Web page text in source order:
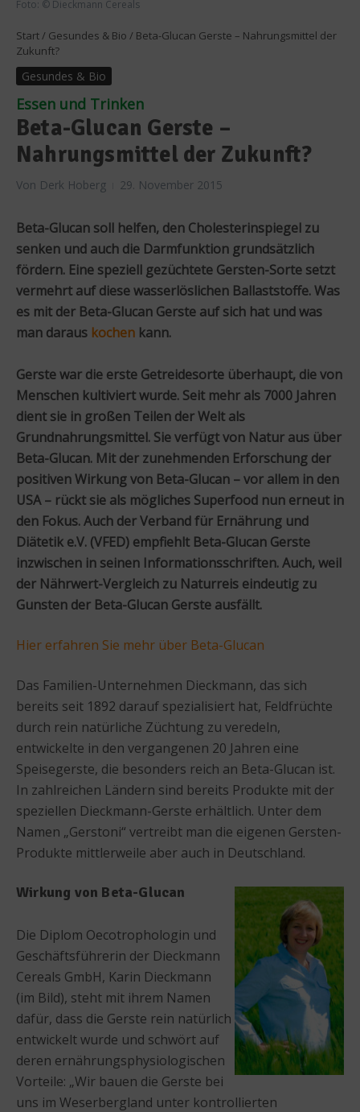
Foto: © Dieckmann Cereals
Start / Gesundes & Bio / Beta-Glucan Gerste – Nahrungsmittel der
Zukunft?
Gesundes & Bio
Essen und Trinken
Beta-Glucan Gerste –
Nahrungsmittel der Zukunft?
Von Derk Hoberg 29. November 2015
Beta-Glucan soll helfen, den Cholesterinspiegel zu
senken und auch die Darmfunktion grundsätzlich
fördern. Eine speziell gezüchtete Gersten-Sorte setzt
vermehrt auf diese wasserlöslichen Ballaststoffe. Was
es mit der Beta-Glucan Gerste auf sich hat und was
man daraus kochen kann.
Gerste war die erste Getreidesorte überhaupt, die von
Menschen kultiviert wurde. Seit mehr als 7000 Jahren
dient sie in großen Teilen der Welt als
Grundnahrungsmittel. Sie verfügt von Natur aus über
Beta-Glucan. Mit der zunehmenden Erforschung der
positiven Wirkung von Beta-Glucan – vor allem in den
USA – rückt sie als mögliches Superfood nun erneut in
den Fokus. Auch der Verband für Ernährung und
Diätetik e.V. (VFED) empfiehlt Beta-Glucan Gerste
inzwischen in seinen Informationsschriften. Auch, weil
der Nährwert-Vergleich zu Naturreis eindeutig zu
Gunsten der Beta-Glucan Gerste ausfällt.
Hier erfahren Sie mehr über Beta-Glucan
Das Familien-Unternehmen Dieckmann, das sich
bereits seit 1892 darauf spezialisiert hat, Feldfrüchte
durch rein natürliche Züchtung zu veredeln,
entwickelte in den vergangenen 20 Jahren eine
Speisegerste, die besonders reich an Beta-Glucan ist.
In zahlreichen Ländern sind bereits Produkte mit der
speziellen Dieckmann-Gerste erhältlich. Unter dem
Namen „Gerstoni“ vertreibt man die eigenen Gersten-
Produkte mittlerweile aber auch in Deutschland.
Wirkung von Beta-Glucan
Die Diplom Oecotrophologin und
Geschäftsführerin der Dieckmann
Cereals GmbH, Karin Dieckmann
(im Bild), steht mit ihrem Namen
dafür, dass die Gerste rein natürlich
entwickelt wurde und schwört auf
deren ernährungsphysiologischen
Vorteile: „Wir bauen die Gerste bei
uns im Weserbergland unter kontrollierten